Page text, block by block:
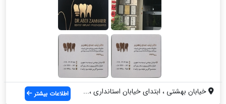
خيابان بهشتي ، ابتداي خيابان استانداري ،... اطلاعات بیشتر